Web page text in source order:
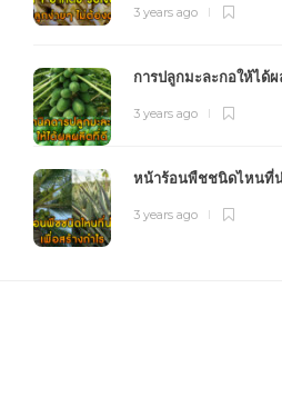
3 years ago
การปลูกมะละกอให้ได้
3 years ago
หน้าร้อนพืชชนิดไหนที่น่
3 years ago